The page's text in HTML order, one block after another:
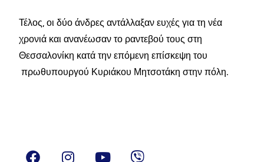
Τέλος, οι δύο άνδρες αντάλλαξαν ευχές για τη νέα
χρονιά και ανανέωσαν το ραντεβού τους στη
Θεσσαλονίκη κατά την επόμενη επίσκεψη του
πρωθυπουργού Κυριάκου Μητσοτάκη στην πόλη.